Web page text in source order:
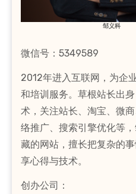
邹义科
微信号：5349589
2012年进入互联网，为企
和培训服务。草根站长出
术，关注站长、淘宝、微
络推广、搜索引擎优化等
藏的网站，擅长把复杂的
享心得与技术。
创办公司：